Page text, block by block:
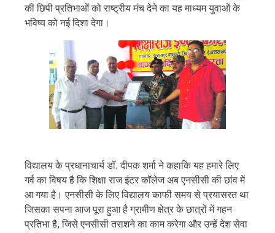
की छिपी प्रतिभाओं को राष्ट्रीय मंच देने का यह माध्यम युवाओं के
भविष्य को नई दिशा देगा।
विद्यालय के प्रधानाचार्य डॉ. दीपक शर्मा ने कहाकि यह हमारे लिए
गर्व का विषय है कि शिक्षा राज इंटर कॉलेज अब एनसीसी की छांव में
आ गया है। एनसीसी के लिए विद्यालय काफी समय से प्रयासरत था
जिसका सपना आज पूरा हुआ है ग्रामीण क्षेत्र के छात्रों में गहन
प्रतिभा है, जिसे एनसीसी तराशने का काम करेगा और उन्हें देश सेवा